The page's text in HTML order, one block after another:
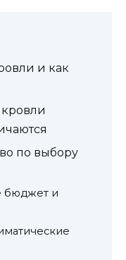
и как
по выбору
бюджет и